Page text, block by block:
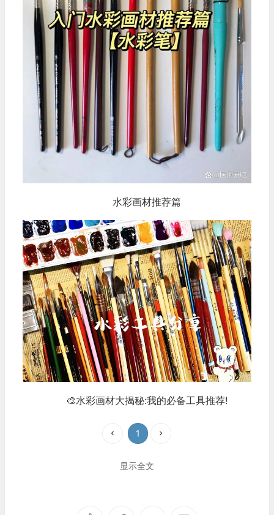
水彩画材推荐篇
🎨水彩画材大揭秘:我的必备工具推荐!
1
显示全文